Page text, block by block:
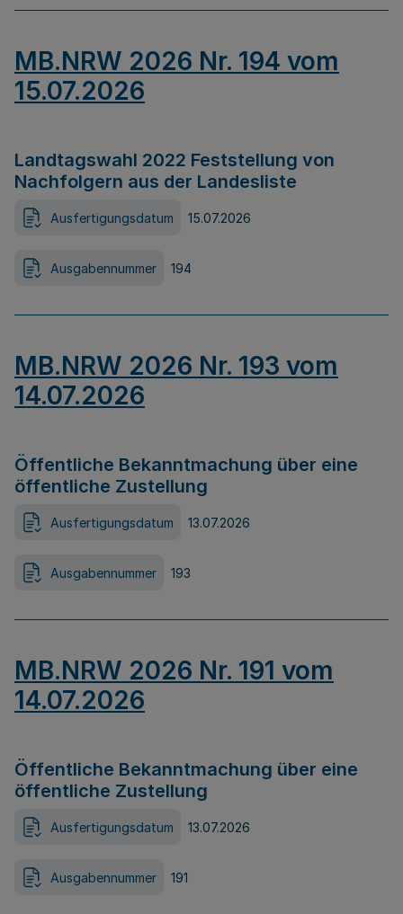
MB.NRW 2026 Nr. 194 vom
15.07.2026
Landtagswahl 2022 Feststellung von
Nachfolgern aus der Landesliste
Ausfertigungsdatum 15.07.2026
Ausgabennummer 194
MB.NRW 2026 Nr. 193 vom
14.07.2026
Öffentliche Bekanntmachung über eine
öffentliche Zustellung
Ausfertigungsdatum 13.07.2026
Ausgabennummer 193
MB.NRW 2026 Nr. 191 vom
14.07.2026
Öffentliche Bekanntmachung über eine
öffentliche Zustellung
Ausfertigungsdatum 13.07.2026
Ausgabennummer 191